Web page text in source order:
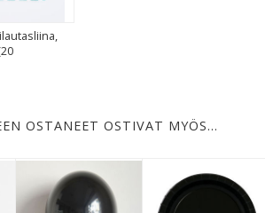
OSTANEET OSTIVAT MYÖS…